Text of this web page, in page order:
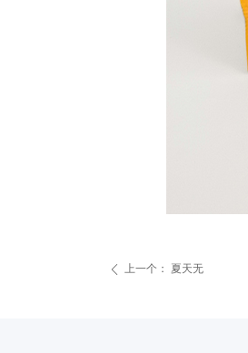
ꄴ 上一个： 夏天无